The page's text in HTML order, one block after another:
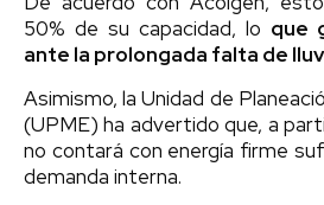
50% de su capacidad, lo que
ante la prolongada falta de
Asimismo, la Unidad de
(UPME) ha advertido que, a
no contará con energía firme
demanda interna.